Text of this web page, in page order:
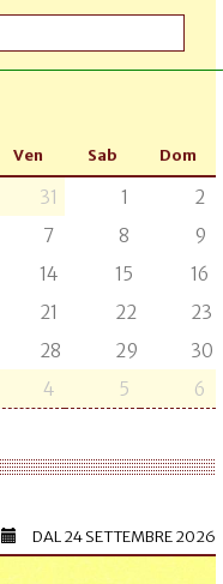
Ven Sab Dom
31 1
2
7 8
9
14 15
16
21 22
23
28 29
30
4 5 6
DAL24 SETTEMBRE 2026